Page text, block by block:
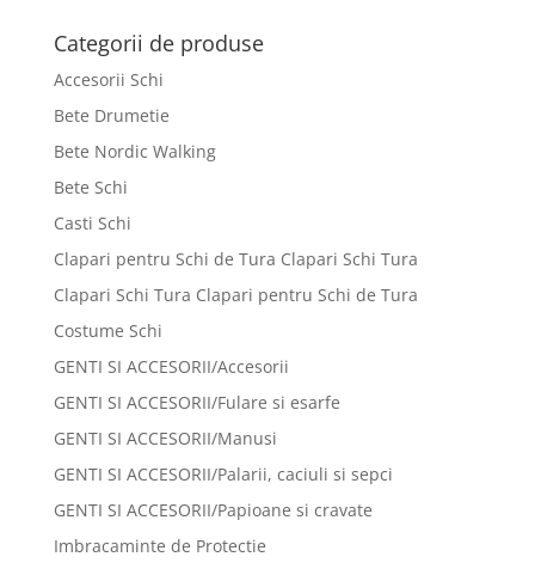
Categorii de produse
Accesorii Schi
Bete Drumetie
Bete Nordic Walking
Bete Schi
Casti Schi
Clapari pentru Schi de Tura Clapari Schi Tura
Clapari Schi Tura Clapari pentru Schi de Tura
Costume Schi
GENTI SI ACCESORII/Accesorii
GENTI SI ACCESORII/Fulare si esarfe
GENTI SI ACCESORII/Manusi
GENTI SI ACCESORII/Palarii, caciuli si sepci
GENTI SI ACCESORII/Papioane si cravate
Imbracaminte de Protectie